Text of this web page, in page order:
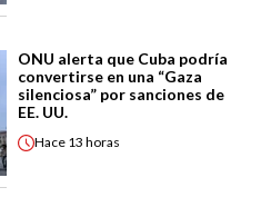
ONU alerta que Cuba podría
convertirse en una “Gaza
silenciosa” por sanciones de
EE. UU.
Hace 13 horas